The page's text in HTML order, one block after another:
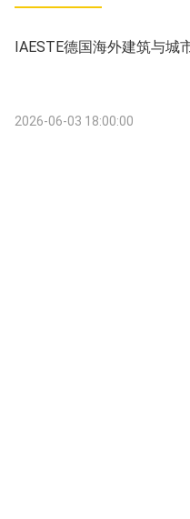
IAESTE德国海外建筑与城
2026-06-03 18:00:00